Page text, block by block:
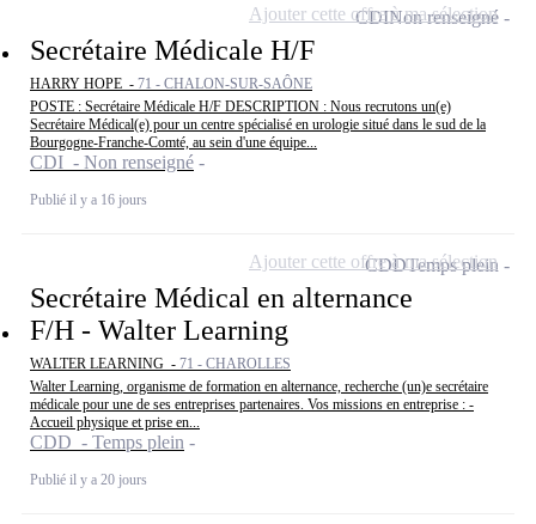
Secrétaire Médicale H/F
HARRY HOPE - 71 - CHALON-SUR-SAÔNE
POSTE : Secrétaire Médicale H/F DESCRIPTION : Nous recrutons un(e)
Secrétaire Médical(e) pour un centre spécialisé en urologie situé dans le sud de la
Bourgogne-Franche-Comté, au sein d'une équipe...
CDI - Non renseigné
Publié il y a 16 jours
CDINon renseigné
Ajouter cette offre à ma sélection
Secrétaire Médical en alternance
F/H - Walter Learning
WALTER LEARNING - 71 - CHAROLLES
Walter Learning, organisme de formation en alternance, recherche (un)e secrétaire
médicale pour une de ses entreprises partenaires. Vos missions en entreprise : -
Accueil physique et prise en...
CDD - Temps plein
Publié il y a 20 jours
CDDTemps plein
Ajouter cette offre à ma sélection